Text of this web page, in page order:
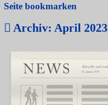
Seite bookmarken
Archiv: April 2023